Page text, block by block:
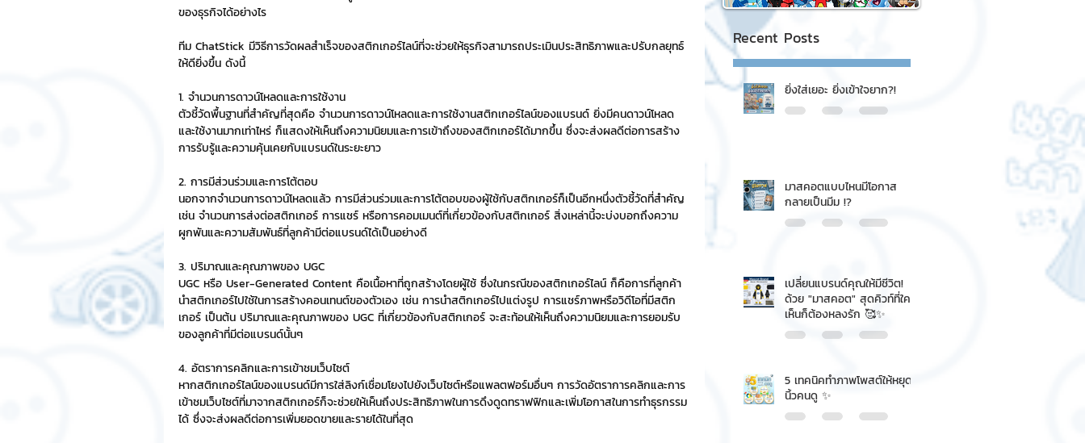
เทคนิคสาระ IT
Chat Bot เวบไซต์ รวมบริการ
Sponsored Sticker มาสคอต สติกเกอร์ไลน์ 3D
มาสคอต 3D
ของธุรกิจได้อย่างไร
ทีม ChatStick มีวิธีการวัดผลสำเร็จของสติกเกอร์ไลน์ที่จะช่วยให้ธุรกิจสามารถประเมินประสิทธิภาพและปรับกลยุทธ์
ให้ดียิ่งขึ้น ดังนี้
1. จำนวนการดาวน์โหลดและการใช้งาน
ตัวชี้วัดพื้นฐานที่สำคัญที่สุดคือ จำนวนการดาวน์โหลดและการใช้งานสติกเกอร์ไลน์ของแบรนด์ ยิ่งมีคนดาวน์โหลด
และใช้งานมากเท่าไหร่ ก็แสดงให้เห็นถึงความนิยมและการเข้าถึงของสติกเกอร์ได้มากขึ้น ซึ่งจะส่งผลดีต่อการสร้าง
การรับรู้และความคุ้นเคยกับแบรนด์ในระยะยาว
2. การมีส่วนร่วมและการโต้ตอบ
นอกจากจำนวนการดาวน์โหลดแล้ว การมีส่วนร่วมและการโต้ตอบของผู้ใช้กับสติกเกอร์ก็เป็นอีกหนึ่งตัวชี้วัดที่สำคัญ
เช่น จำนวนการส่งต่อสติกเกอร์ การแชร์ หรือการคอมเมนต์ที่เกี่ยวข้องกับสติกเกอร์ สิ่งเหล่านี้จะบ่งบอกถึงความ
ผูกพันและความสัมพันธ์ที่ลูกค้ามีต่อแบรนด์ได้เป็นอย่างดี
3. ปริมาณและคุณภาพของ UGC
UGC หรือ User-Generated Content คือเนื้อหาที่ถูกสร้างโดยผู้ใช้ ซึ่งในกรณีของสติกเกอร์ไลน์ ก็คือการที่ลูกค้า
นำสติกเกอร์ไปใช้ในการสร้างคอนเทนต์ของตัวเอง เช่น การนำสติกเกอร์ไปแต่งรูป การแชร์ภาพหรือวิดีโอที่มีสติก
เกอร์ เป็นต้น ปริมาณและคุณภาพของ UGC ที่เกี่ยวข้องกับสติกเกอร์ จะสะท้อนให้เห็นถึงความนิยมและการยอมรับ
ของลูกค้าที่มีต่อแบรนด์นั้นๆ
4. อัตราการคลิกและการเข้าชมเว็บไซต์
หากสติกเกอร์ไลน์ของแบรนด์มีการใส่ลิงก์เชื่อมโยงไปยังเว็บไซต์หรือแพลตฟอร์มอื่นๆ การวัดอัตราการคลิกและการ
เข้าชมเว็บไซต์ที่มาจากสติกเกอร์ก็จะช่วยให้เห็นถึงประสิทธิภาพในการดึงดูดทราฟฟิกและเพิ่มโอกาสในการทำธุรกรรม
ได้ ซึ่งจะส่งผลดีต่อการเพิ่มยอดขายและรายได้ในที่สุด
Recent Posts
ยิ่งใส่เยอะ ยิ่งเข้าใจยาก?!
มาสคอตแบบไหนมีโอกาส
กลายเป็นมีม !?
เปลี่ยนแบรนด์คุณให้มีชีวิต!
ด้วย "มาสคอต" สุดคิวท์ที่ใคร
เห็นก็ต้องหลงรัก 🥰✨
5 เทคนิคทำภาพโพสต์ให้หยุด
นิ้วคนดู ✨